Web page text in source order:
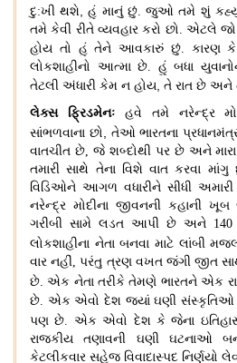
દુ:ખી થશે,હું માનું છું.જુઓ તમે શું
તમે કેવી રીતે વ્યવહાર કરો છો.એટલે જો
હોય તો હું તેને આવકારું છું. કારણ
લોકશાહીનો આત્મા છે. હું બધા
તેટલી અંધારી કેમ ન હોય, તે રાત છે અને
લેક્સ ફ્રિડમેનઃ હવે તમે નરેન્દ્ર
સાંભળવાના છો, તેઓ ભારતના
વાતચીત છે, જે શબ્દોથી પર છે અને
તમારી સાથે તેના વિશે વાત કરવા માંગુ
વિડિઓને આગળ વધારીને સીધી
નરેન્દ્ર મોદીના જીવનની કહાની
ગરીબી સામે લડત આપી છે અને 140
લોકશાહીના નેતા બનવા માટે લાંબી
વાર નહીં,પરંતુ ત્રણ વખત જંગી જીત
છે.એક નેતા તરીકે તેમણે ભારતને એક
છે. એક એવો દેશ જ્યાં ઘણી સંસ્કૃતિઓ
પણ છે. એક એવો દેશ કે જેના
રાજકીય તણાવની ઘણી ઘટનાઓ
કેટલીકવાર સહેજ વિવાદાસ્પદ નિર્ણયો